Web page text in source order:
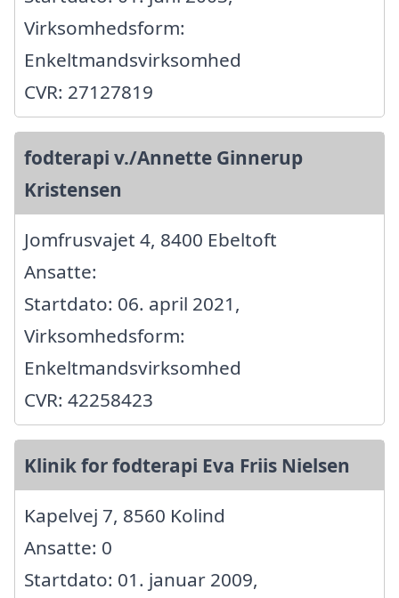
Virksomhedsform:
Enkeltmandsvirksomhed
CVR: 27127819
fodterapi v./Annette Ginnerup
Kristensen
Jomfrusvajet 4, 8400 Ebeltoft
Ansatte:
Startdato: 06. april 2021,
Virksomhedsform:
Enkeltmandsvirksomhed
CVR: 42258423
Klinik for fodterapi Eva Friis Nielsen
Kapelvej 7, 8560 Kolind
Ansatte: 0
Startdato: 01. januar 2009,